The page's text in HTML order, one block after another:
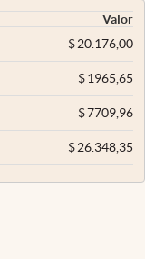
Valor
$20.176,00
$1965,65
$7709,96
$26.348,35